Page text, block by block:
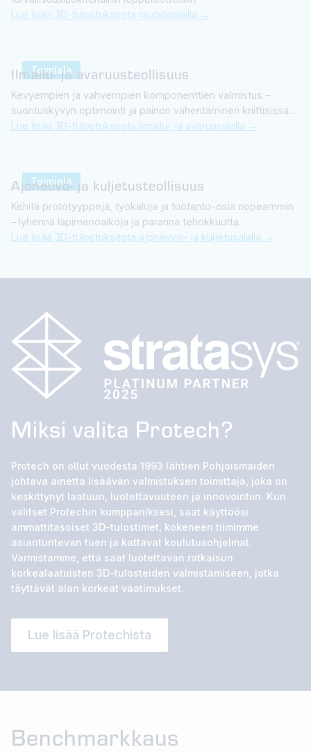
Lue lisää 3D-tulostuksesta rautatiealalla →
Toimiala
Ilmailu- ja avaruusteollisuus
Kevyempien ja vahvempien komponenttien valmistus –
suorituskyvyn optimointi ja painon vähentäminen kriittisissä
sovelluksissa.
Lue lisää 3D-tulostuksesta ilmailu- ja avaruusalalla →
Toimiala
Ajoneuvo- ja kuljetusteollisuus
Kehitä prototyyppejä, työkaluja ja tuotanto-osia nopeammin
– lyhennä läpimenoaikoja ja paranna tehokkuutta.
Lue lisää 3D-tulostuksesta ajoneuvo- ja kuljetusalalla →
Miksi valita Protech?
Protech on ollut vuodesta 1993 lähtien Pohjoismaiden
johtava ainetta lisäävän valmistuksen toimittaja, joka on
keskittynyt laatuun, luotettavuuteen ja innovointiin. Kun
valitset Protechin kumppaniksesi, saat käyttöösi
ammattitasoiset 3D-tulostimet, kokeneen tiimimme
asiantuntevan tuen ja kattavat koulutusohjelmat.
Varmistamme, että saat luotettavan ratkaisun
korkealaatuisten 3D-tulosteiden valmistamiseen, jotka
täyttävät alan korkeat vaatimukset.
Lue lisää Protechista
Benchmarkkaus